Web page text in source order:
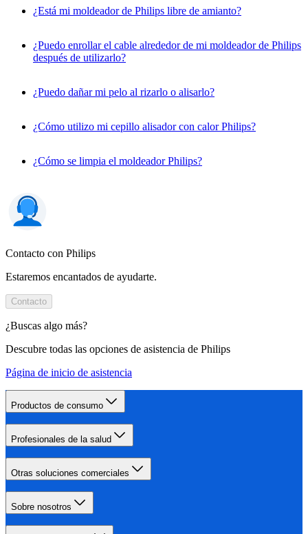
¿Está mi moldeador de Philips libre de amianto?
¿Puedo enrollar el cable alrededor de mi moldeador de Philips
después de utilizarlo?
¿Puedo dañar mi pelo al rizarlo o alisarlo?
¿Cómo utilizo mi cepillo alisador con calor Philips?
¿Cómo se limpia el moldeador Philips?
Contacto con Philips
Estaremos encantados de ayudarte.
Contacto
¿Buscas algo más?
Descubre todas las opciones de asistencia de Philips
Página de inicio de asistencia
Productos de consumo
Profesionales de la salud
Otras soluciones comerciales
Sobre nosotros